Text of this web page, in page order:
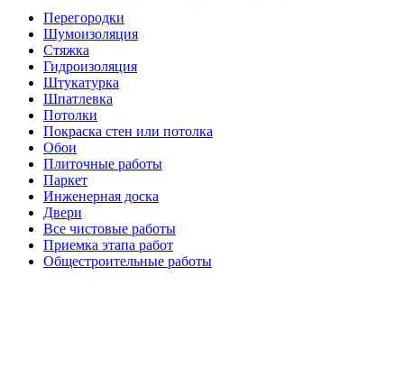
Перегородки
Шумоизоляция
Стяжка
Гидроизоляция
Штукатурка
Шпатлевка
Потолки
Покраска стен или потолка
Обои
Плиточные работы
Паркет
Инженерная доска
Двери
Все чистовые работы
Приемка этапа работ
Общестроительные работы